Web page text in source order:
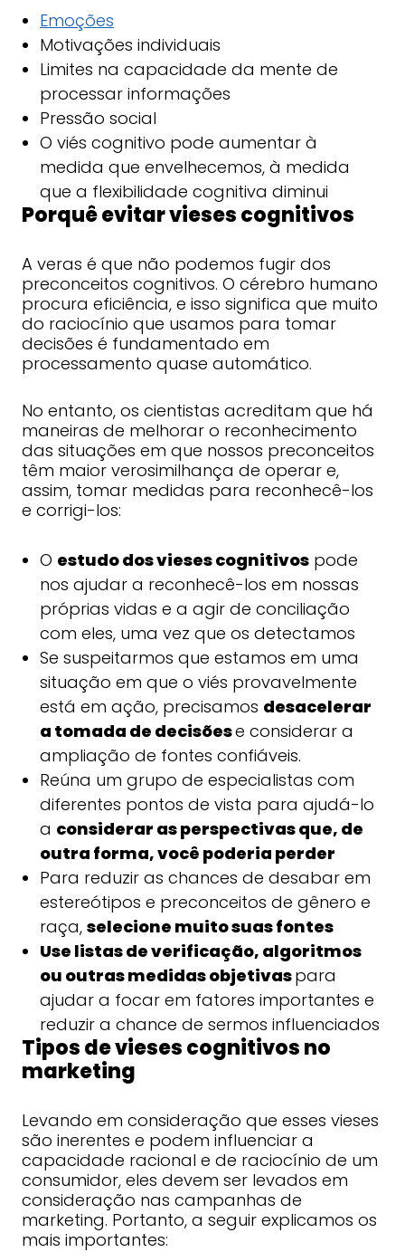
Emoções
Motivações individuais
Limites na capacidade da mente de
processar informações
Pressão social
O viés cognitivo pode aumentar à
medida que envelhecemos, à medida
que a flexibilidade cognitiva diminui
Porquê evitar vieses cognitivos
A veras é que não podemos fugir dos
preconceitos cognitivos. O cérebro humano
procura eficiência, e isso significa que muito
do raciocínio que usamos para tomar
decisões é fundamentado em
processamento quase automático.
No entanto, os cientistas acreditam que há
maneiras de melhorar o reconhecimento
das situações em que nossos preconceitos
têm maior verosimilhança de operar e,
assim, tomar medidas para reconhecê-los
e corrigi-los:
O estudo dos vieses cognitivospode
nos ajudar a reconhecê-los em nossas
próprias vidas e a agir de conciliação
com eles, uma vez que os detectamos
Se suspeitarmos que estamos em uma
situação em que o viés provavelmente
está em ação, precisamos desacelerar
a tomada de decisõese considerar a
ampliação de fontes confiáveis.
Reúna um grupo de especialistas com
diferentes pontos de vista para ajudá-lo
a considerar as perspectivas que, de
outra forma, você poderia perder
Para reduzir as chances de desabar em
estereótipos e preconceitos de gênero e
raça, selecione muito suas fontes
Use listas de verificação, algoritmos
ou outras medidas objetivaspara
ajudar a focar em fatores importantes e
reduzir a chance de sermos influenciados
Tipos de vieses cognitivos no
marketing
Levando em consideração que esses vieses
são inerentes e podem influenciar a
capacidade racional e de raciocínio de um
consumidor, eles devem ser levados em
consideração nas campanhas de
marketing. Portanto, a seguir explicamos os
mais importantes: